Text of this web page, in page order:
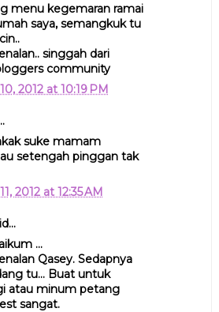
menu kegemaran ramai
saya, semangkuk tu
singgah dari
community
2012 at 10:19 PM
suke mamam
setengah pinggan tak
2012 at 12:35 AM
...
Qasey. Sedapnya
tu... Buat untuk
atau minum petang
sangat.